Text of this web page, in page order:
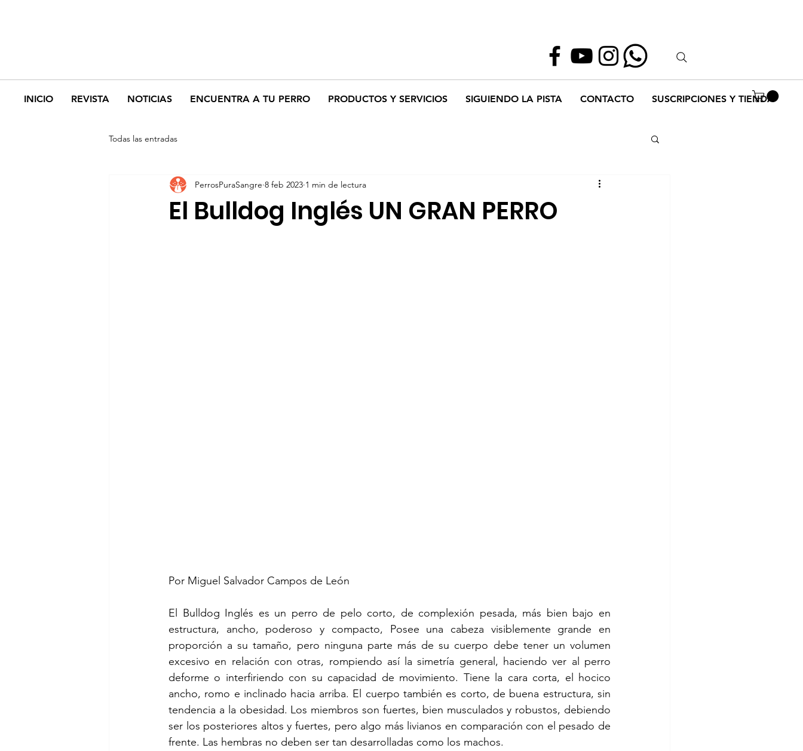
INICIO REVISTA NOTICIAS ENCUENTRA A TU PERRO PRODUCTOS Y SERVICIOS SIGUIENDO LA PISTA CONTACTO SUSCRIPCIONES Y TIENDA
Todas las entradas
El Bulldog Inglés UN GRAN PERRO
PerrosPuraSangre 8 feb 2023 1 min de lectura
Por Miguel Salvador Campos de León
El Bulldog Inglés es un perro de pelo corto, de complexión pesada, más bien bajo en
estructura, ancho, poderoso y compacto, Posee una cabeza visiblemente grande en
proporción a su tamaño, pero ninguna parte más de su cuerpo debe tener un volumen
excesivo en relación con otras, rompiendo así la simetría general, haciendo ver al perro
deforme o interfiriendo con su capacidad de movimiento. Tiene la cara corta, el hocico
ancho, romo e inclinado hacia arriba. El cuerpo también es corto, de buena estructura, sin
tendencia a la obesidad. Los miembros son fuertes, bien musculados y robustos, debiendo
ser los posteriores altos y fuertes, pero algo más livianos en comparación con el pesado de
frente. Las hembras no deben ser tan desarrolladas como los machos.